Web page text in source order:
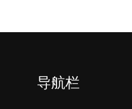
导航栏